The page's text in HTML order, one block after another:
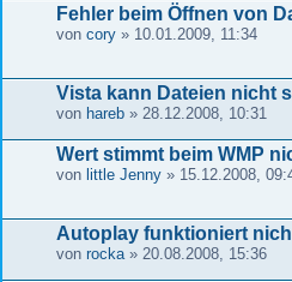
Fehler beim Öffnen von
von cory» 10.01.2009, 11:34
Vista kann Dateien nicht
von hareb» 28.12.2008, 10:31
Wert stimmt beim WMP
von little Jenny» 15.12.2008,
Autoplay funktioniert
von rocka» 20.08.2008, 15:36